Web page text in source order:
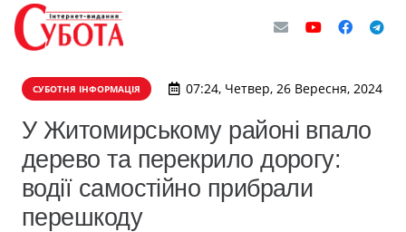
СУБОТНЯ ІНФОРМАЦІЯ 07:24, Четвер, 26 Вересня, 2024
У Житомирському районі впало
дерево та перекрило дорогу:
водії самостійно прибрали
перешкоду